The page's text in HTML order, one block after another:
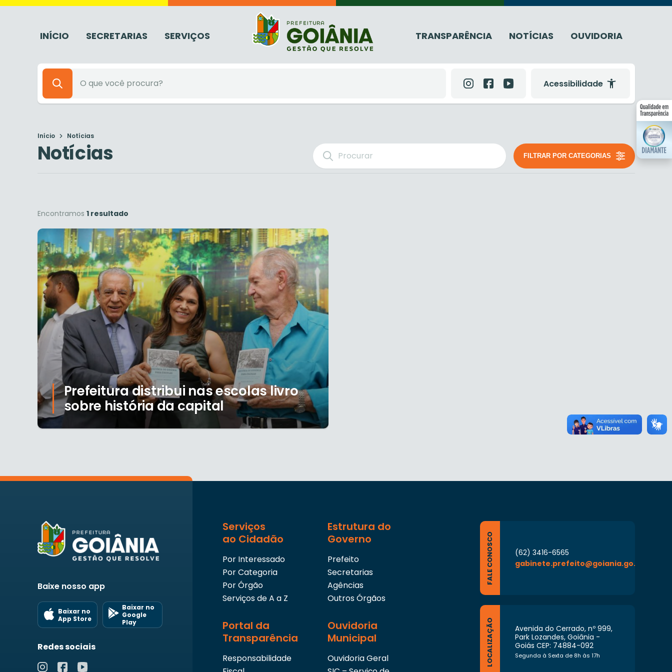
INÍCIO SECRETARIAS SERVIÇOS TRANSPARÊNCIA NOTÍCIAS OUVIDORIA
Acessibilidade
Início Notícias
Notícias FILTRAR POR CATEGORIAS
Encontramos 1 resultado
Prefeitura distribui nas escolas livro
sobre história da capital
Baixe nosso app
Baixar no
App Store
Baixar no
Google
Play
Redes sociais
Serviços
ao Cidadão
Por Interessado
Por Categoria
Por Órgão
Serviços de A a Z
Estrutura do
Governo
Prefeito
Secretarias
Agências
Outros Órgãos
Portal da
Transparência
Responsabilidade
Ouvidoria
Municipal
Ouvidoria Geral
FALE CONOSCO
(62) 3416-6565
gabinete.prefeito@goiania.go.gov.br
LOCALIZAÇÃO
Avenida do Cerrado, nº 999,
Park Lozandes, Goiânia -
Goiás CEP: 74884-092
Segunda à Sexta de 8h às 17h